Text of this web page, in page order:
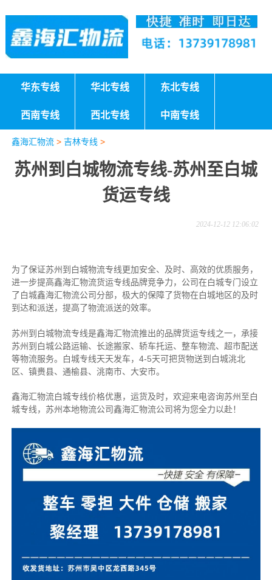
华东专线 华北专线 东北专线
西南专线 西北专线 中南专线
鑫海汇物流> 吉林专线 >
苏州到白城物流专线-苏州至白城
货运专线
2024-12-12 12:06:02
为了保证苏州到白城物流专线更加安全、及时、高效的优质服务，
进一步提高鑫海汇物流货运专线品牌竞争力，公司在白城专门设立
了白城鑫海汇物流公司分部，极大的保障了货物在白城地区的及时
到达和派送，提高了物流派送的效率。
苏州到白城物流专线是鑫海汇物流推出的品牌货运专线之一， 承接
苏州到白城公路运输、长途搬家、轿车托运、整车物流、超市配送
等物流服务。
白城专线天天发车，4-5天可把货物送到白城洮北
区、镇赉县、通榆县、洮南市、大安市。
鑫海汇物流白城专线价格优惠，运货及时，欢迎来电咨询苏州至白
城专线，苏州本地物流公司鑫海汇物流公司将为您全力以赴！